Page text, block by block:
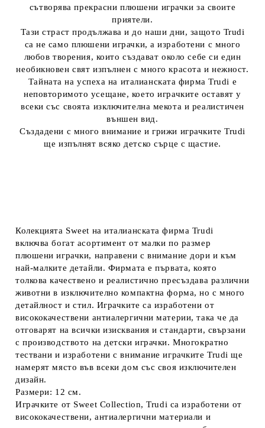
сътворява прекрасни плюшени играчки за своите
приятели.
Тази страст продължава и до наши дни, защото Trudi
са не само плюшени играчки, а изработени с много
любов творения, които създават около себе си един
необикновен свят изпълнен с много красота и нежност.
Тайната на успеха на италианската фирма Trudi е
неповторимото усещане, което играчките оставят у
всеки със своята изключителна мекота и реалистичен
външен вид.
Създадени с много внимание и грижи играчките Trudi
ще изпълнят всяко детско сърце с щастие.
Колекцията Sweet на италианската фирма Trudi
включва богат асортимент от малки по размер
плюшени играчки, направени с внимание дори и към
най-малките детайли. Фирмата е първата, която
толкова качествено и реалистично пресъздава различни
животни в изключително компактна форма, но с много
детайлност и стил. Играчките са изработени от
висококачествени антиалергични материи, така че да
отговарят на всички изисквания и стандарти, свързани
с производството на детски играчки. Многократно
тествани и изработени с внимание играчките Trudi ще
намерят място във всеки дом със своя изключителен
дизайн.
Размери: 12 см.
Играчките от Sweet Collection, Trudi са изработени от
висококачествени, антиалергични материали и